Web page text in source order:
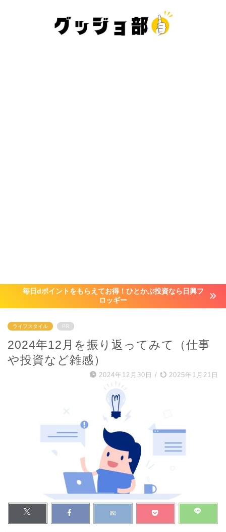
毎日dポイントをもらえてお得！ひとかぶ投資なら日興フ
ロッギー
ライフスタイル PR
2024年12月を振り返ってみて（仕事
や投資など雑感）
2024年12月30日 / 2025年1月21日